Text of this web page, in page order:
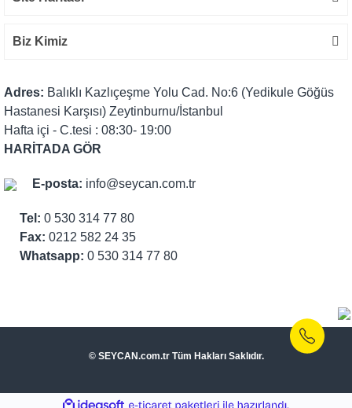
Biz Kimiz
Adres: Balıklı Kazlıçeşme Yolu Cad. No:6 (Yedikule Göğüs
Hastanesi Karşısı) Zeytinburnu/İstanbul
Hafta içi - C.tesi : 08:30- 19:00
HARİTADA GÖR
E-posta: info@seycan.com.tr
Tel: 0 530 314 77 80
Fax: 0212 582 24 35
Whatsapp: 0 530 314 77 80
© SEYCAN.com.tr Tüm Hakları Saklıdır.
ideasoft e-